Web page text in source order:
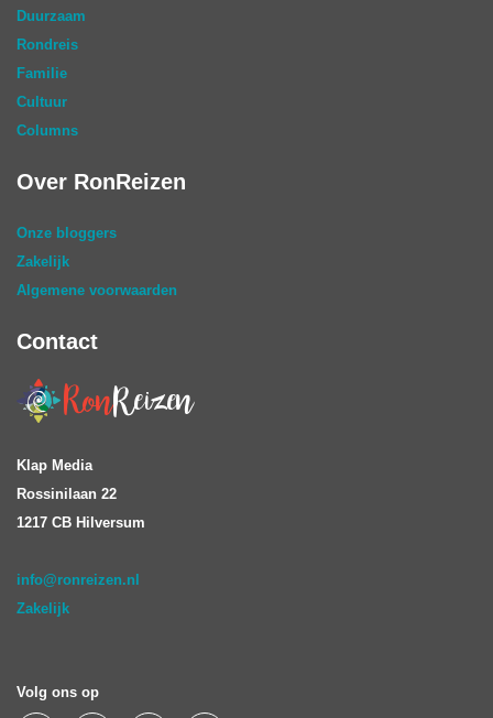
Duurzaam
Rondreis
Familie
Cultuur
Columns
Over RonReizen
Onze bloggers
Zakelijk
Algemene voorwaarden
Contact
Klap Media
Rossinilaan 22
1217 CB Hilversum
info@ronreizen.nl
Zakelijk
Volg ons op